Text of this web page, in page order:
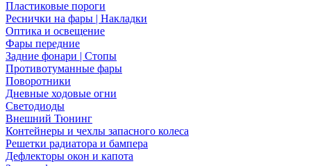
Пластиковые пороги
Реснички на фары | Накладки
Оптика и освещение
Фары передние
Задние фонари | Стопы
Противотуманные фары
Поворотники
Дневные ходовые огни
Светодиоды
Внешний Тюнинг
Контейнеры и чехлы запасного колеса
Решетки радиатора и бампера
Дефлекторы окон и капота